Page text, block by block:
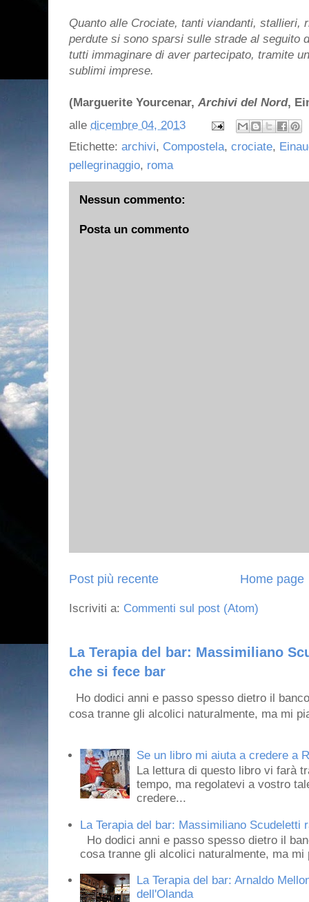
Quanto alle Crociate, tanti viandanti, stallieri,
perdute si sono sparsi sulle strade al seguito
tutti immaginare di aver partecipato, tramite
sublimi imprese.
(Marguerite Yourcenar, Archivi del Nord,
alle dicembre 04, 2013
Etichette: archivi, Compostela, crociate,
pellegrinaggio, roma
Nessun commento:
Posta un commento
Post più recente Home page
Iscriviti a: Commenti sul post (Atom)
La Terapia del bar: Massimiliano
che si fece bar
Ho dodici anni e passo spesso dietro il
cosa tranne gli alcolici naturalmente, ma mi
Se un libro mi aiuta a credere a
La lettura di questo libro vi farà
tempo, ma regolatevi a vostro
credere...
La Terapia del bar: Massimiliano
Ho dodici anni e passo spesso dietro il
cosa tranne gli alcolici naturalmente, ma mi
La Terapia del bar: Arnaldo
dell'Olanda